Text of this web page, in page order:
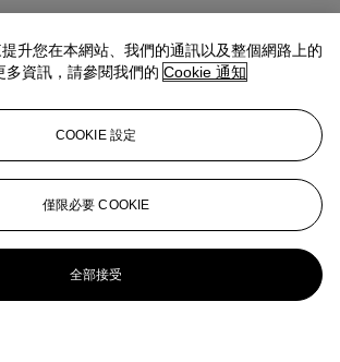
升您在本網站、我們的通訊以及整個網路上的
多資訊，請參閱我們的 Cookie 通知
COOKIE 設定
僅限必要 COOKIE
全部接受